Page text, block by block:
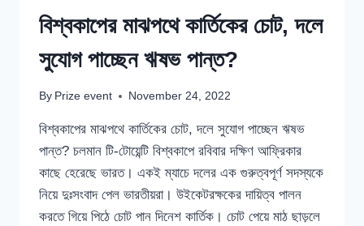
বিশ্বকাপের মাঝপথে কার্তিকের চোট, দলে
সুযোগ পাচ্ছেন ঋষভ পান্ত?
By Prize event November 24, 2022
বিশ্বকাপের মাঝপথে কার্তিকের চোট, দলে সুযোগ পাচ্ছেন ঋষভ
পান্ত? চলমান টি-টোয়েন্টি বিশ্বকাপে রবিবার দক্ষিণ আফ্রিকার
কাছে হেরেছে ভারত। একই ম্যাচে দলের এক গুরুত্বপূর্ণ সদস্যকে
নিয়ে দুঃসংবাদ পেল ভারতীয়রা। উইকেটরক্ষকের দায়িত্ব পালন
করতে গিয়ে পিঠে চোট পান দিনেশ কার্তিক। চোট পেয়ে মাঠ ছাড়লে